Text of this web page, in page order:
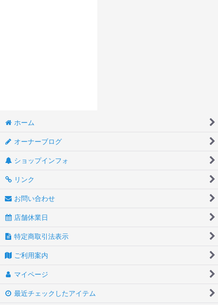
ホーム
オーナーブログ
ショップインフォ
リンク
お問い合わせ
店舗休業日
特定商取引法表示
ご利用案内
マイページ
最近チェックしたアイテム